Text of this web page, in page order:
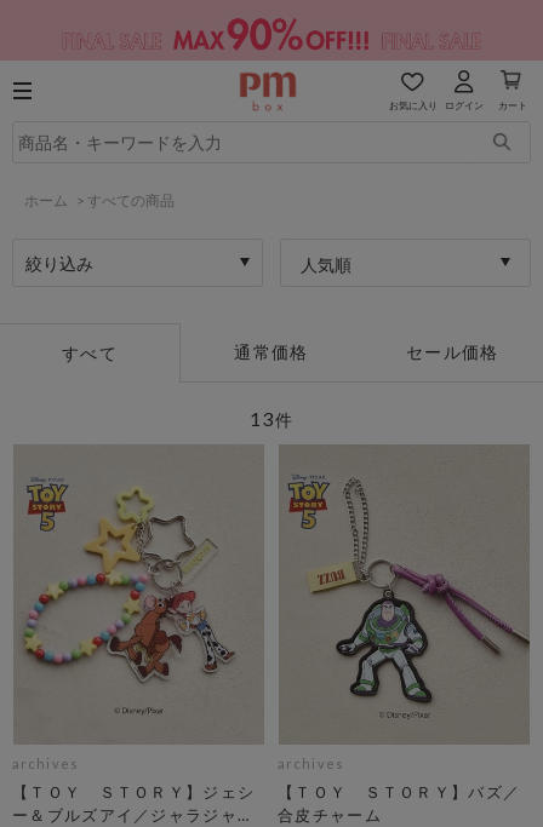
お気に入り ログイン カート
ホーム > すべての商品
絞り込み 人気順
すべて 通常価格 セール価格
13件
archives
【ＴＯＹ ＳＴＯＲＹ】ジェシ
ー＆ブルズアイ／ジャラジャラ
archives
【ＴＯＹ ＳＴＯＲＹ】バズ／
合皮チャーム